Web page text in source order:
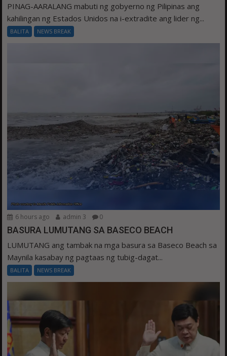
PINAG-AARALANG mabuti ng gobyerno ng Pilipinas ang
kahilingan ng Estados Unidos na i-extradite ang lider ng...
BALITA NEWS BREAK
6 hours ago admin 3 0
BASURA LUMUTANG SA BASECO BEACH
LUMUTANG ang tambak na mga basura sa Baseco Beach sa
Maynila kasabay ng pagtaas ng tubig-dagat...
BALITA NEWS BREAK